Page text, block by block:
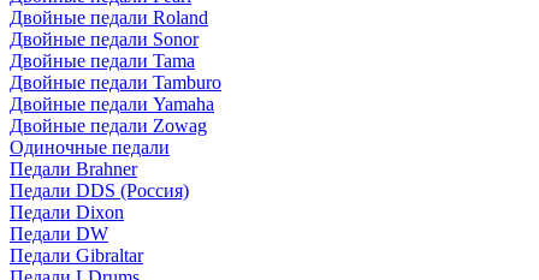
Двойные педали Roland
Двойные педали Sonor
Двойные педали Tama
Двойные педали Tamburo
Двойные педали Yamaha
Двойные педали Zowag
Одиночные педали
Педали Brahner
Педали DDS (Россия)
Педали Dixon
Педали DW
Педали Gibraltar